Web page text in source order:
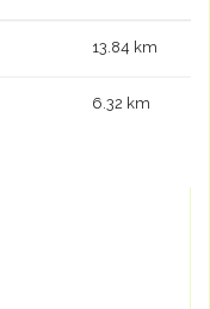
13.84 km
6.32 km